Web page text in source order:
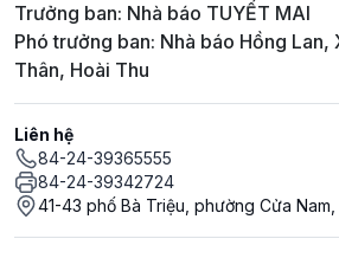
Trưởng ban: Nhà báo TUYẾT MAI
Phó trưởng ban: Nhà báo Hồng Lan,
Thân, Hoài Thu
Liên hệ
84-24-39365555
84-24-39342724
41-43 phố Bà Triệu, phường Cửa Nam,